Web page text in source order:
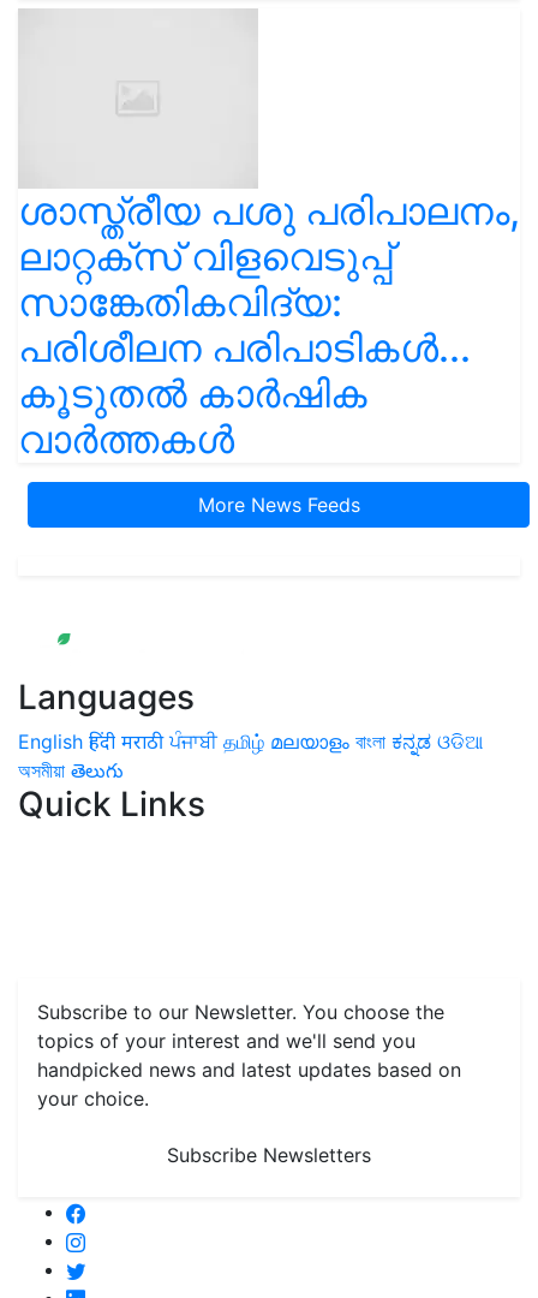
ശാസ്ത്രീയ പശു പരിപാലനം,
ലാറ്റക്സ് വിളവെടുപ്പ്
സാങ്കേതികവിദ്യ:
പരിശീലന പരിപാടികൾ...
കൂടുതൽ കാർഷിക
വാർത്തകൾ
More News Feeds
Languages
English हिंदी मराठी ਪੰਜਾਬੀ தமிழ் മലയാളം বাংলা ಕನ್ನಡ ଓଡିଆ
অসমীয়া తెలుగు
Quick Links
Subscribe to our Newsletter. You choose the
topics of your interest and we'll send you
handpicked news and latest updates based on
your choice.
Subscribe Newsletters